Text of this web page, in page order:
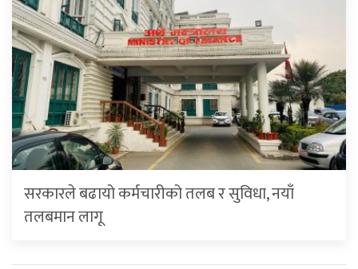
सरकारले बढायो कर्मचारीको तलब र सुविधा, नयाँ
तलबमान लागू